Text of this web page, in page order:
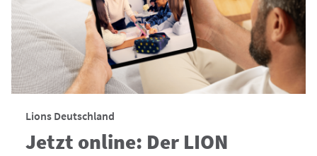
Lions Deutschland
Jetzt online: Der LION